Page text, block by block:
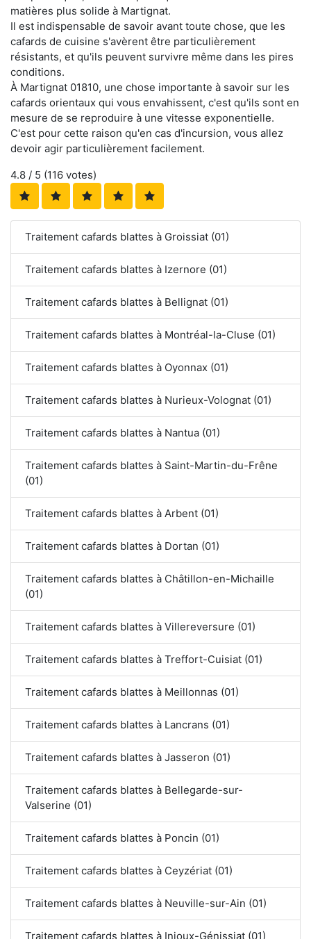
matières plus solide à Martignat.
Il est indispensable de savoir avant toute chose, que les
cafards de cuisine s'avèrent être particulièrement
résistants, et qu'ils peuvent survivre même dans les pires
conditions.
À Martignat 01810, une chose importante à savoir sur les
cafards orientaux qui vous envahissent, c'est qu'ils sont en
mesure de se reproduire à une vitesse exponentielle.
C'est pour cette raison qu'en cas d'incursion, vous allez
devoir agir particulièrement facilement.
4.8 / 5 (116 votes)
Traitement cafards blattes à Groissiat (01)
Traitement cafards blattes à Izernore (01)
Traitement cafards blattes à Bellignat (01)
Traitement cafards blattes à Montréal-la-Cluse (01)
Traitement cafards blattes à Oyonnax (01)
Traitement cafards blattes à Nurieux-Volognat (01)
Traitement cafards blattes à Nantua (01)
Traitement cafards blattes à Saint-Martin-du-Frêne
(01)
Traitement cafards blattes à Arbent (01)
Traitement cafards blattes à Dortan (01)
Traitement cafards blattes à Châtillon-en-Michaille
(01)
Traitement cafards blattes à Villereversure (01)
Traitement cafards blattes à Treffort-Cuisiat (01)
Traitement cafards blattes à Meillonnas (01)
Traitement cafards blattes à Lancrans (01)
Traitement cafards blattes à Jasseron (01)
Traitement cafards blattes à Bellegarde-sur-
Valserine (01)
Traitement cafards blattes à Poncin (01)
Traitement cafards blattes à Ceyzériat (01)
Traitement cafards blattes à Neuville-sur-Ain (01)
Traitement cafards blattes à Injoux-Génissiat (01)